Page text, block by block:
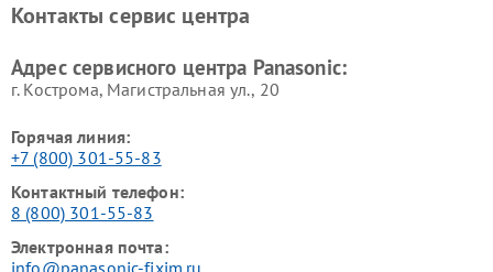
панелей Panasonic
Контакты сервис центра
Адрес сервисного центра Panasonic:
г. Кострома, Магистральная ул., 20
Горячая линия:
+7 (800) 301-55-83
Контактный телефон:
8 (800) 301-55-83
Электронная почта: